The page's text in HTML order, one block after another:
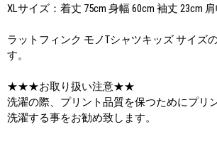
XLサイズ：着丈 75cm 身幅 60cm 袖丈 23cm 肩
ラットフィンク モノTシャツキッズ サイズ
す。
★★★お取り扱い注意★★
洗濯の際、プリント品質を保つためにプリ
洗濯する事をお勧め致します。